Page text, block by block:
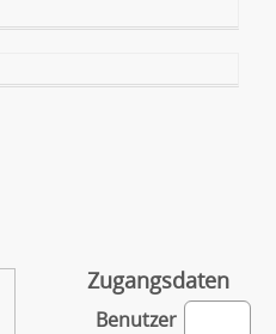
Zugangsdaten
Benutzer